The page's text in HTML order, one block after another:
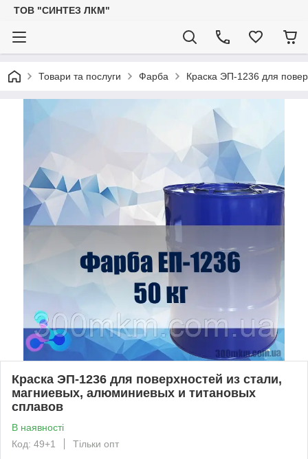
ТОВ "СИНТЕЗ ЛКМ"
Товари та послуги Фарба Краска ЭП-1236 для
Краска ЭП-1236 для поверхностей из стали,
магниевых, алюминиевых и титановых
сплавов
В наявності
Код: 49+1
Тільки опт